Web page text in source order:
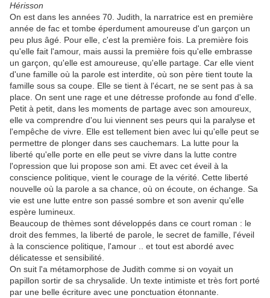
Hérisson
On est dans les années 70. Judith, la narratrice est en première
année de fac et tombe éperdument amoureuse d'un garçon un
peu plus âgé. Pour elle, c'est la première fois. La première fois
qu'elle fait l'amour, mais aussi la première fois qu'elle embrasse
un garçon, qu'elle est amoureuse, qu'elle partage. Car elle vient
d'une famille où la parole est interdite, où son père tient toute la
famille sous sa coupe. Elle se tient à l'écart, ne se sent pas à sa
place. On sent une rage et une détresse profonde au fond d'elle.
Petit à petit, dans les moments de partage avec son amoureux,
elle va comprendre d'ou lui viennent ses peurs qui la paralyse et
l'empêche de vivre. Elle est tellement bien avec lui qu'elle peut se
permettre de plonger dans ses cauchemars. La lutte pour la
liberté qu'elle porte en elle peut se vivre dans la lutte contre
l'opression que lui propose son ami. Et avec cet éveil à la
conscience politique, vient le courage de la vérité. Cette liberté
nouvelle où la parole a sa chance, où on écoute, on échange. Sa
vie est une lutte entre son passé sombre et son avenir qu'elle
espère lumineux.
Beaucoup de thèmes sont développés dans ce court roman : le
droit des femmes, la liberté de parole, le secret de famille, l'éveil
à la conscience politique, l'amour .. et tout est abordé avec
délicatesse et sensibilité.
On suit l'a métamorphose de Judith comme si on voyait un
papillon sortir de sa chrysalide. Un texte intimiste et très fort porté
par une belle écriture avec une ponctuation étonnante.